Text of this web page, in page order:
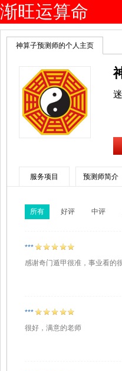
渐旺运算命
网神算子预测师的个人主页
服务项目 预测师简介
所有 好评 中评
***
感谢奇门遁甲很准，事业看的
***
很好，满意的老师